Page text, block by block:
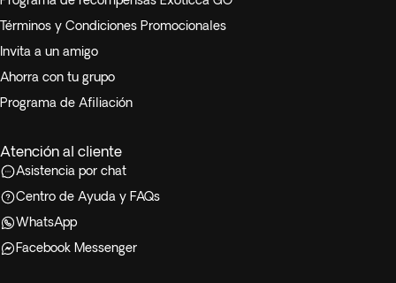
Términos y Condiciones Promocionales
Invita a un amigo
Ahorra con tu grupo
Programa de Afiliación
Atención al cliente
Asistencia por chat
Centro de Ayuda y FAQs
WhatsApp
Facebook Messenger